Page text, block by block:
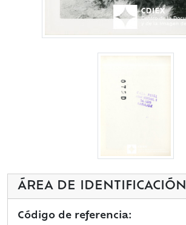
ÁREA DE IDENTIFICACIÓN
Código de referencia: